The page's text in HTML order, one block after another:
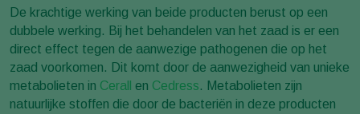
De krachtige werking van beide producten berust op een
dubbele werking. Bij het behandelen van het zaad is er een
direct effect tegen de aanwezige pathogenen die op het
zaad voorkomen. Dit komt door de aanwezigheid van unieke
metabolieten in Cerall en Cedress. Metabolieten zijn
natuurlijke stoffen die door de bacteriën in deze producten